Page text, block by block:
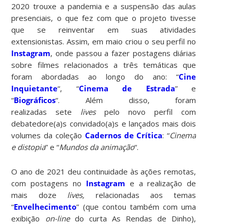
2020 trouxe a pandemia e a suspensão das aulas
presenciais, o que fez com que o projeto tivesse
que se reinventar em suas atividades
extensionistas. Assim, em maio criou o seu perfil no
Instagram, onde passou a fazer postagens diárias
sobre filmes relacionados a três temáticas que
foram abordadas ao longo do ano: “Cine
Inquietante“, “Cinema de Estrada” e
“Biográficos“. Além disso, foram
realizadas sete livespelo novo perfil com
debatedore(a)s convidado(a)s e lançados mais dois
volumes da coleção Cadernos de Crítica: “Cinema
e distopia” e “Mundos da animação“.
O ano de 2021 deu continuidade às ações remotas,
com postagens no Instagram e a realização de
mais doze lives, relacionadas aos temas
“Envelhecimento” (que contou também com uma
exibição on-linedo curta As Rendas de Dinho),